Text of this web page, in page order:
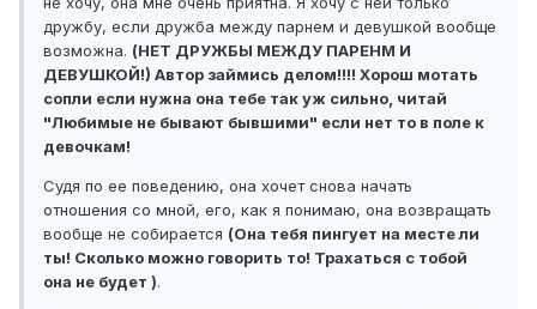
дружбу, если дружба между парнем и девушкой вообще
возможна. (НЕТ ДРУЖБЫ МЕЖДУ ПАРЕНМ И
ДЕВУШКОЙ!) Автор займись делом!!!! Хорош мотать
сопли если нужна она тебе так уж сильно, читай
"Любимые не бывают бывшими" если нет то в поле к
девочкам!
Судя по ее поведению, она хочет снова начать
отношения со мной, его, как я понимаю, она возвращать
вообще не собирается (Она тебя пингует на месте ли
ты! Сколько можно говорить то! Трахаться с тобой
она не будет ).